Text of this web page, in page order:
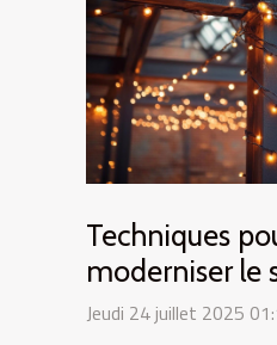
Techniques
moderniser le
industriel avec
Jeudi 24 juillet 2025